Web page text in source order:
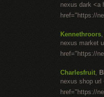
nexus dark <a
href="https://
Kennethroors,
nexus market
href="https://
Charlesfruit,
nexus shop
href="https://